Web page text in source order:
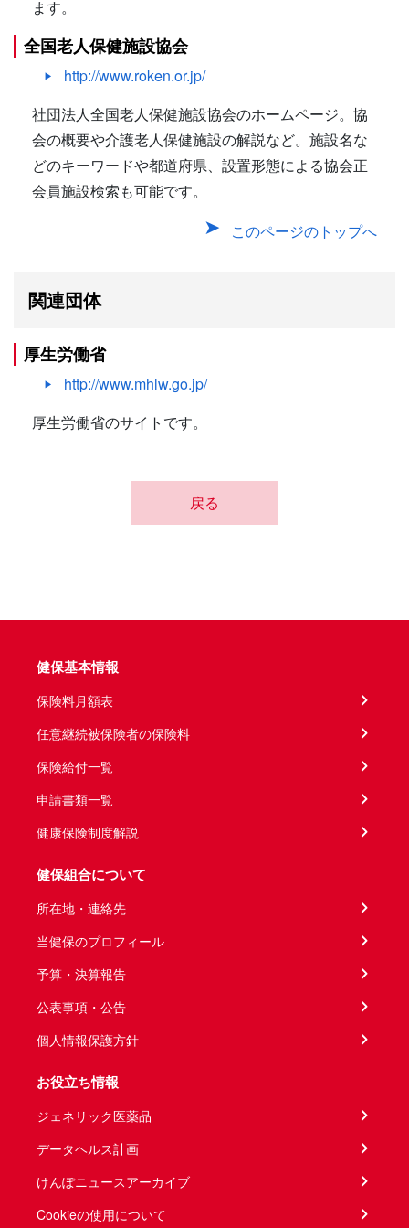
ます。
全国老人保健施設協会
http://www.roken.or.jp/
社団法人全国老人保健施設協会のホームページ。協
会の概要や介護老人保健施設の解説など。施設名な
どのキーワードや都道府県、設置形態による協会正
会員施設検索も可能です。
このページのトップへ
関連団体
厚生労働省
http://www.mhlw.go.jp/
厚生労働省のサイトです。
戻る
健保基本情報
保険料月額表
任意継続被保険者の保険料
保険給付一覧
申請書類一覧
健康保険制度解説
健保組合について
所在地・連絡先
当健保のプロフィール
予算・決算報告
公表事項・公告
個人情報保護方針
お役立ち情報
ジェネリック医薬品
データヘルス計画
けんぽニュースアーカイブ
Cookieの使用について